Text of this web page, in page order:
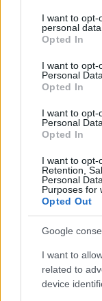
not limited to
grant or deny
use your data for
consent section.
I want to opt-
personal data.
Opted In
I want to opt-
Personal Data.
Opted In
I want to opt-
Personal
Opted In
I want to opt-
Retention,
Personal
Purposes for
Opted Out
Google
I want to
related to
device
«παρών»
κομμάτων της